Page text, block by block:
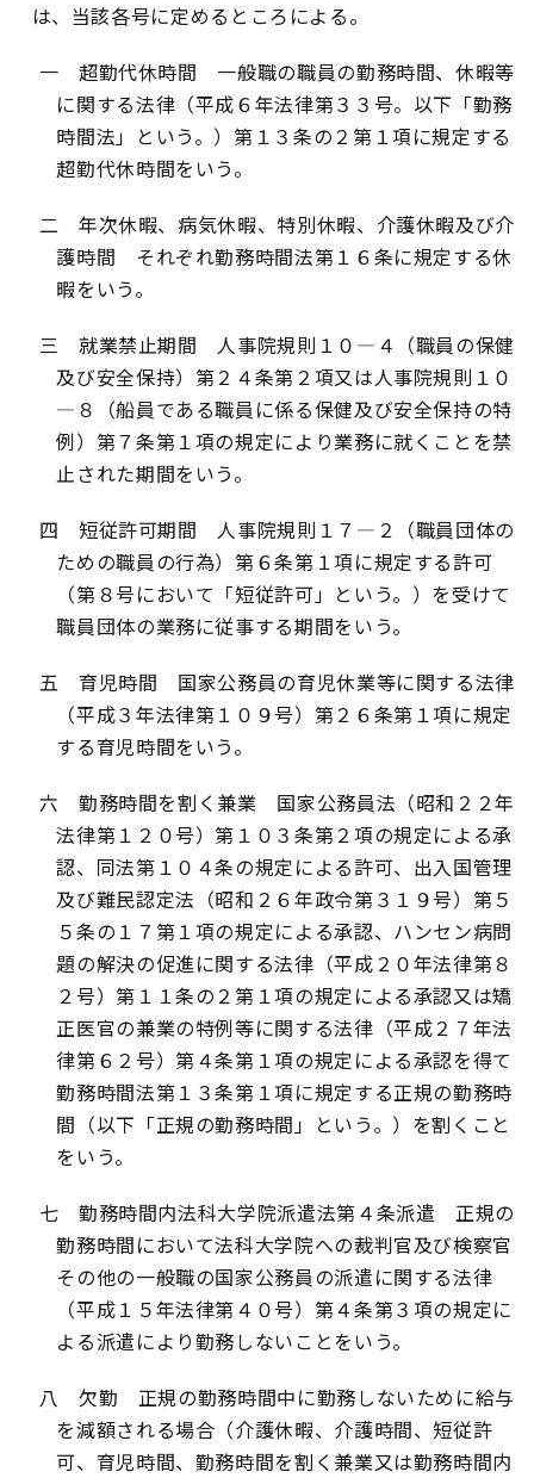
は、当該各号に定めるところによる。
一 超勤代休時間 一般職の職員の勤務時間、休暇等
に関する法律（平成６年法律第３３号。以下「勤務
時間法」という。）第１３条の２第１項に規定する
超勤代休時間をいう。
二 年次休暇、病気休暇、特別休暇、介護休暇及び介
護時間 それぞれ勤務時間法第１６条に規定する休
暇をいう。
三 就業禁止期間 人事院規則１０―４（職員の保健
及び安全保持）第２４条第２項又は人事院規則１０
―８（船員である職員に係る保健及び安全保持の特
例）第７条第１項の規定により業務に就くことを禁
止された期間をいう。
四 短従許可期間 人事院規則１７―２（職員団体の
ための職員の行為）第６条第１項に規定する許可
（第８号において「短従許可」という。）を受けて
職員団体の業務に従事する期間をいう。
五 育児時間 国家公務員の育児休業等に関する法律
（平成３年法律第１０９号）第２６条第１項に規定
する育児時間をいう。
六 勤務時間を割く兼業 国家公務員法（昭和２２年
法律第１２０号）第１０３条第２項の規定による承
認、同法第１０４条の規定による許可、 出入国管理
及び難民認定法（昭和２６年政令第３１９号）第５
５条の１７第１項の規定による承認、 ハンセン病問
題の解決の促進に関する法律（平成２０年法律第８
２号）第１１条の２第１項の規定による承認又は矯
正医官の兼業の特例等に関する法律（平成２７年法
律第６２号）第４条第１項の規定による承認を得て
勤務時間法第１３条第１項に規定する正規の勤務時
間（以下「正規の勤務時間」という。）を割くこと
をいう。
七 勤務時間内法科大学院派遣法第４条派遣 正規の
勤務時間において法科大学院への裁判官及び検察官
その他の一般職の国家公務員の派遣に関する法律
（平成１５年法律第４０号）第４条第３項の規定に
よる派遣により勤務しないことをいう。
八 欠勤 正規の勤務時間中に勤務しないために給与
を減額される場合（介護休暇、介護時間、短従許
可、育児時間、勤務時間を割く兼業又は勤務時間内